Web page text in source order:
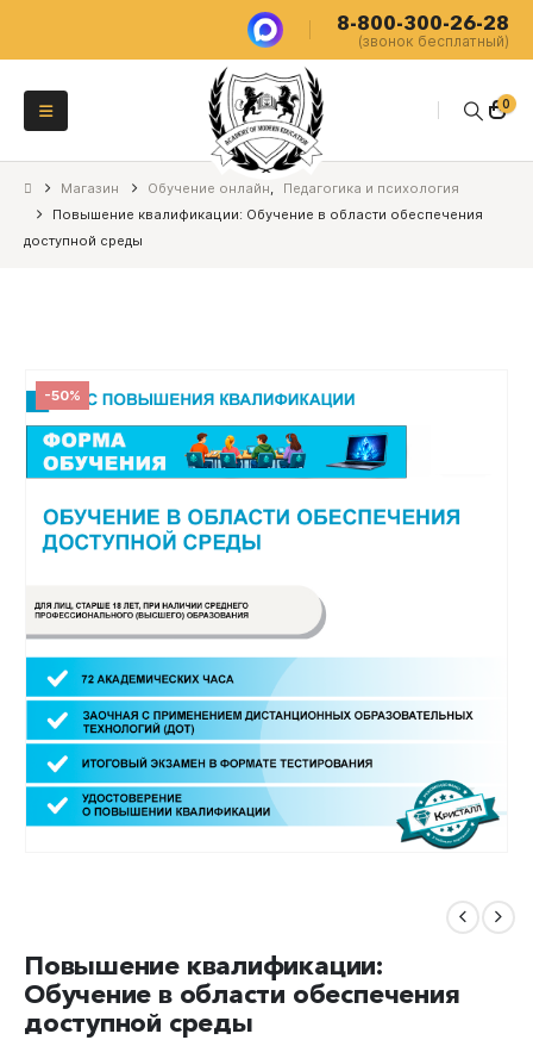
8-800-300-26-28
(звонок бесплатный)
0
Магазин Обучение онлайн,
Педагогика и психология
Повышение квалификации: Обучение в области обеспечения
доступной среды
-50%
Повышение квалификации:
Обучение в области обеспечения
доступной среды